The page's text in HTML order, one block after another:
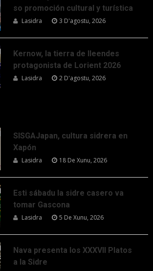
so promoción cultural y turística
Lasidra 3 D'agostu, 2026
Kernow, la tierra de lleendes
protagonista de Lorient 2026
Lasidra 2 D'agostu, 2026
SISGAJapan, cultura sidrera en
Xapón
Lasidra 18 De Xunu, 2026
Esti sábadu la sidre casero va
tomar Gascona
Lasidra 5 De Xunu, 2026
Nava presenta los XXXVII Platos
a la Sidre